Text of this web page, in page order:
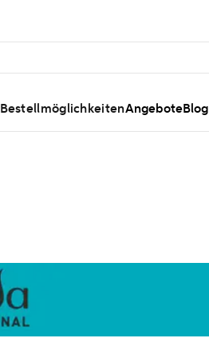
BestellmöglichkeitenAngeboteBlog